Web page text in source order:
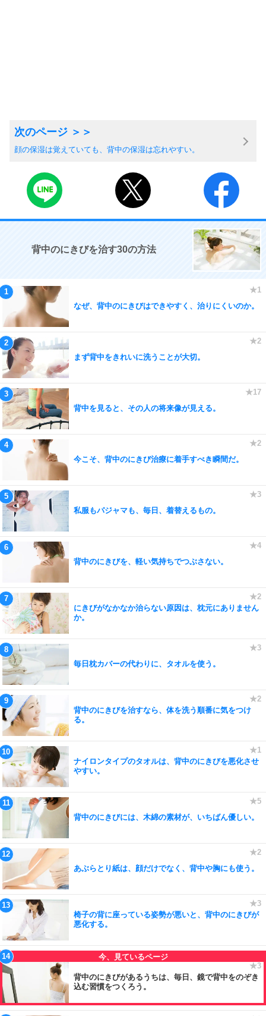
顔の保湿は覚えていても、背中の保湿は忘れやすい。
背中のにきびを治す30の方法
なぜ、背中のにきびはできやすく、治りにくいのか。
まず背中をきれいに洗うことが大切。
背中を見ると、その人の将来像が見える。
今こそ、背中のにきび治療に着手すべき瞬間だ。
私服もパジャマも、毎日、着替えるもの。
背中のにきびを、軽い気持ちでつぶさない。
にきびがなかなか治らない原因は、枕元にありません
か。
毎日枕カバーの代わりに、タオルを使う。
背中のにきびを治すなら、体を洗う順番に気をつけ
る。
ナイロンタイプのタオルは、背中のにきびを悪化させ
やすい。
背中のにきびには、木綿の素材が、いちばん優しい。
あぶらとり紙は、顔だけでなく、背中や胸にも使う。
椅子の背に座っている姿勢が悪いと、背中のにきびが
悪化する。
背中のにきびがあるうちは、毎日、鏡で背中をのぞき
込む習慣をつくろう。